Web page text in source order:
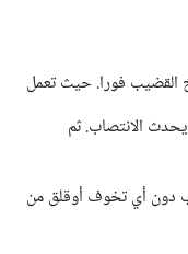
القضيب فورا. حيث تعمل
الانتصاب. ثم
دون أي تخوف أوقلق من